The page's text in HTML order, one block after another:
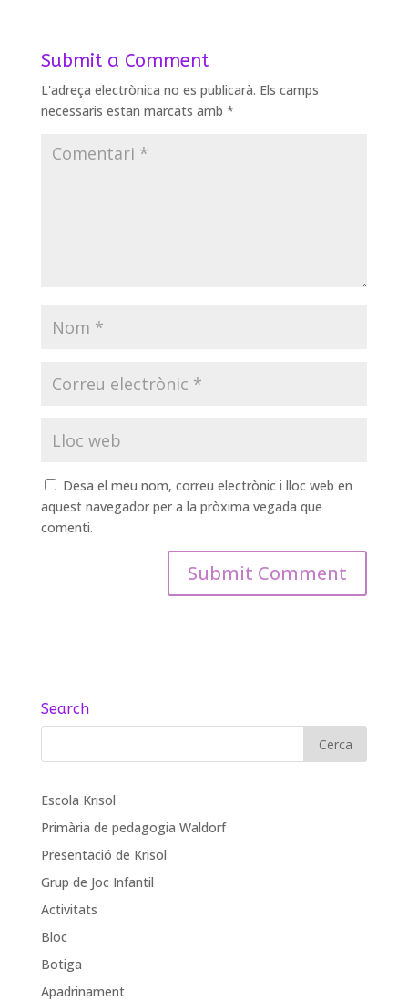
Submit a Comment
L'adreça electrònica no es publicarà. Els camps
necessaris estan marcats amb *
Desa el meu nom, correu electrònic i lloc web en
aquest navegador per a la pròxima vegada que
comenti.
Search
Escola Krisol
Primària de pedagogia Waldorf
Presentació de Krisol
Grup de Joc Infantil
Activitats
Bloc
Botiga
Apadrinament